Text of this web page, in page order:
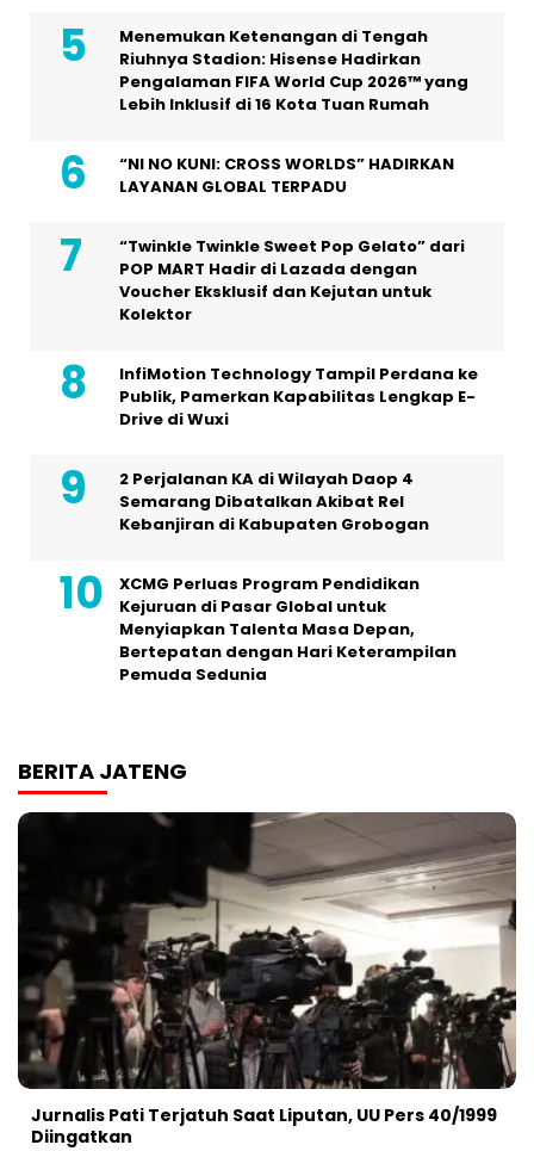
Menemukan Ketenangan di Tengah
Riuhnya Stadion: Hisense Hadirkan
Pengalaman FIFA World Cup 2026™ yang
Lebih Inklusif di 16 Kota Tuan Rumah
“NI NO KUNI: CROSS WORLDS” HADIRKAN
LAYANAN GLOBAL TERPADU
“Twinkle Twinkle Sweet Pop Gelato” dari
POP MART Hadir di Lazada dengan
Voucher Eksklusif dan Kejutan untuk
Kolektor
InfiMotion Technology Tampil Perdana ke
Publik, Pamerkan Kapabilitas Lengkap E-
Drive di Wuxi
2 Perjalanan KA di Wilayah Daop 4
Semarang Dibatalkan Akibat Rel
Kebanjiran di Kabupaten Grobogan
XCMG Perluas Program Pendidikan
Kejuruan di Pasar Global untuk
Menyiapkan Talenta Masa Depan,
Bertepatan dengan Hari Keterampilan
Pemuda Sedunia
BERITA JATENG
Jurnalis Pati Terjatuh Saat Liputan, UU Pers 40/1999
Diingatkan